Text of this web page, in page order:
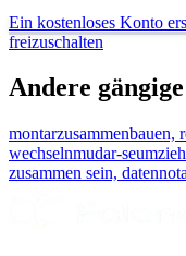
Ein kostenloses Konto
freizuschalten
Andere
montarzusammenbauen,
wechselnmudar-se
zusammen sein, daten